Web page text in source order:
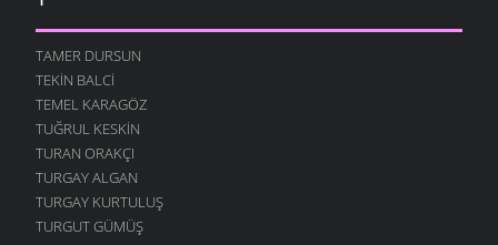
TAMER DURSUN
TEKIN BALCI
TEMEL KARAGÖZ
TUĞRUL KESKIN
TURAN ORAKÇI
TURGAY ALGAN
TURGAY KURTULUŞ
TURGUT GÜMÜŞ